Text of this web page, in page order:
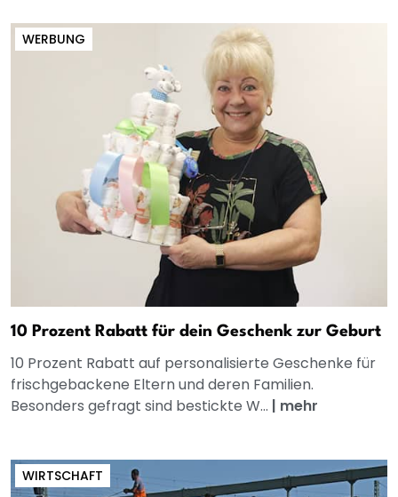
WERBUNG
10 Prozent Rabatt für dein Geschenk zur Geburt
10 Prozent Rabatt auf personalisierte Geschenke für
frischgebackene Eltern und deren Familien.
Besonders gefragt sind bestickte W... | mehr
WIRTSCHAFT